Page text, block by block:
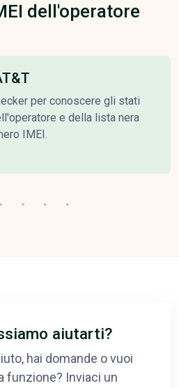
dell'operatore
per conoscere gli stati
e della lista nera
IMEI.
aiutarti?
hai domande o vuoi
funzione? Inviaci un